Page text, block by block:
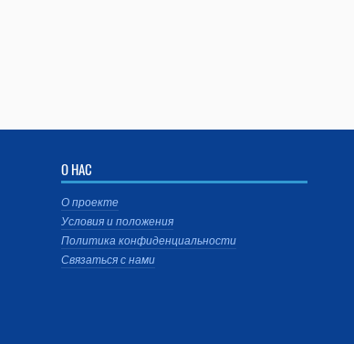
О НАС
О проекте
Условия и положения
Политика конфиденциальности
Связаться с нами